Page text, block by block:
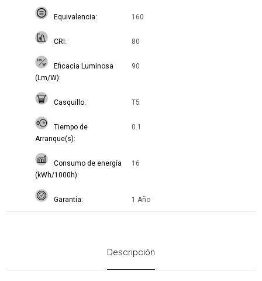
Equivalencia 160
CRI 80
Eficacia Luminosa
(Lm/W)
90
Casquillo T5
Tiempo de
Arranque(s)
0.1
Consumo de energía
(kWh/1000h)
16
Garantía 1 Año
Descripción